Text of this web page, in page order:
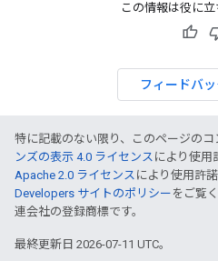
この情報は役に
フィードバ
特に記載のない限り、このページのコ
ンズの表示 4.0 ライセンス により使用
Apache 2.0 ライセンス により使用許
Developers サイトのポリシー をご覧
連会社の登録商標です。
最終更新日 2026-07-11 UTC。